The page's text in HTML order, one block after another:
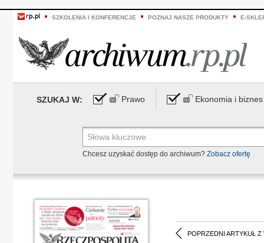
SZKOLENIA I KONFERENCJE POZNAJ NASZE PRODUKTY E-
SZUKAJ W: Prawo Ekonomia i biznes
Chcesz uzyskać dostęp do archiwum? Zobacz ofertę
POPRZEDNI ARTYKUŁ Z